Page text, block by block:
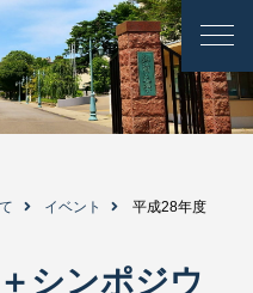
イベント
平成28年度
シンポジウ